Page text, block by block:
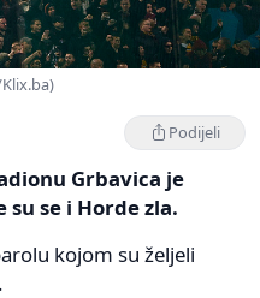
Podijeli
Grbavica je
se i Horde zla.
kojom su željeli